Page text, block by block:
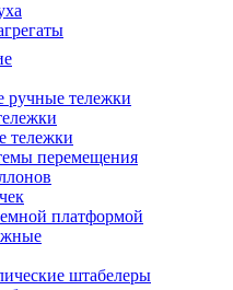
ручные тележки
тележки
перемещения
платформой
штабелеры